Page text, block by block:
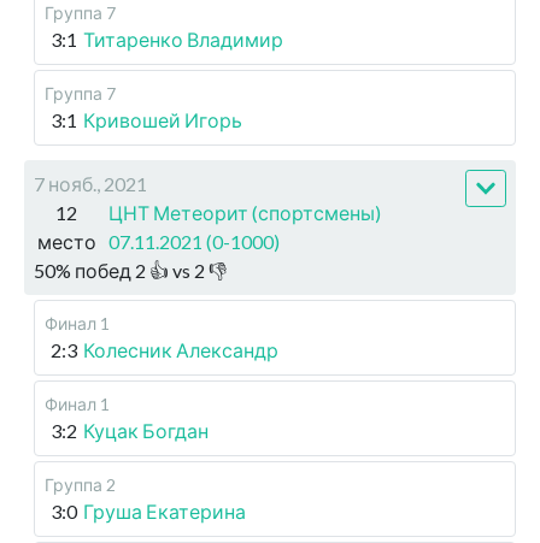
Группа 7
3:1 Титаренко Владимир
Группа 7
3:1 Кривошей Игорь
7 нояб., 2021
12
место
ЦНТ Метеорит (спортсмены)
07.11.2021 (0-1000)
50% побед 2 👍 vs 2 👎
Финал 1
2:3 Колесник Александр
Финал 1
3:2 Куцак Богдан
Группа 2
3:0 Груша Екатерина